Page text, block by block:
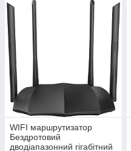
WIFI маршрутизатор
Бездротовий
дводіапазонний гігабітний